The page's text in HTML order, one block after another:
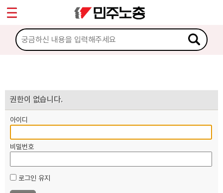
권한이 없습니다.
아이디
비밀번호
로그인 유지
마이페이지
소개
노동상담
자료
부설기관
업무